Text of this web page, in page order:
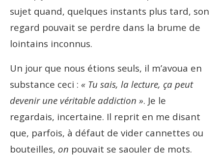
sujet quand, quelques instants plus tard, son
regard pouvait se perdre dans la brume de
lointains inconnus.
Un jour que nous étions seuls, il m’avoua en
substance ceci : « Tu sais, la lecture, ça peut
devenir une véritable addiction ». Je le
regardais, incertaine. Il reprit en me disant
que, parfois, à défaut de vider cannettes ou
bouteilles, on pouvait se saouler de mots.